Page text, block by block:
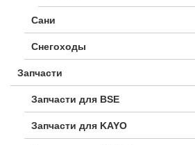
Сани
Снегоходы
Запчасти
Запчасти для BSE
Запчасти для KAYO